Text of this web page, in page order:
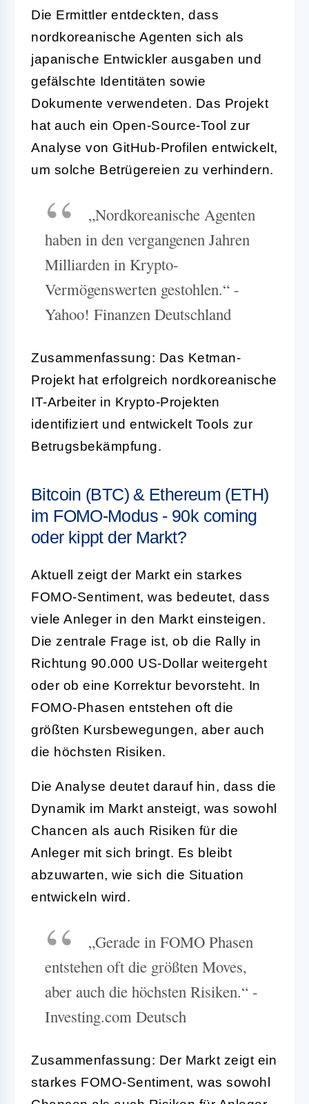
Die Ermittler entdeckten, dass
nordkoreanische Agenten sich als
japanische Entwickler ausgaben und
gefälschte Identitäten sowie
Dokumente verwendeten. Das Projekt
hat auch ein Open-Source-Tool zur
Analyse von GitHub-Profilen entwickelt,
um solche Betrügereien zu verhindern.
„Nordkoreanische Agenten
haben in den vergangenen Jahren
Milliarden in Krypto-
Vermögenswerten gestohlen.“ -
Yahoo! Finanzen Deutschland
Zusammenfassung: Das Ketman-
Projekt hat erfolgreich nordkoreanische
IT-Arbeiter in Krypto-Projekten
identifiziert und entwickelt Tools zur
Betrugsbekämpfung.
Bitcoin (BTC) & Ethereum (ETH)
im FOMO-Modus - 90k coming
oder kippt der Markt?
Aktuell zeigt der Markt ein starkes
FOMO-Sentiment, was bedeutet, dass
viele Anleger in den Markt einsteigen.
Die zentrale Frage ist, ob die Rally in
Richtung 90.000 US-Dollar weitergeht
oder ob eine Korrektur bevorsteht. In
FOMO-Phasen entstehen oft die
größten Kursbewegungen, aber auch
die höchsten Risiken.
Die Analyse deutet darauf hin, dass die
Dynamik im Markt ansteigt, was sowohl
Chancen als auch Risiken für die
Anleger mit sich bringt. Es bleibt
abzuwarten, wie sich die Situation
entwickeln wird.
„Gerade in FOMO Phasen
entstehen oft die größten Moves,
aber auch die höchsten Risiken.“ -
Investing.com Deutsch
Zusammenfassung: Der Markt zeigt ein
starkes FOMO-Sentiment, was sowohl